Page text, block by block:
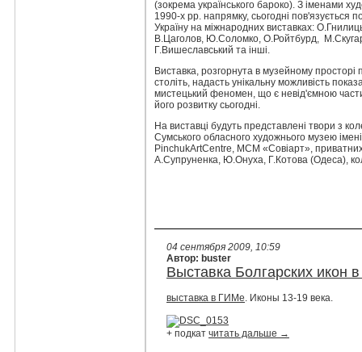
(зокрема українського бароко). З іменами
1990-х рр. напрямку, сьогодні пов'язується
Україну на міжнародних виставках:
В.Цаголов, Ю.Соломко, О.Ройтбурд,
Г.Вишеславський та інші.
Виставка, розгорнута в музейному просторі
століть, надасть унікальну можливість
мистецький феномен, що є невід'ємною
його розвитку сьогодні.
На виставці будуть представлені твори з
Сумського обласного художнього музею
PinchukArtCentre, МСМ «Совіарт», приватних
А.Супруненка, Ю.Онуха, Г.Котова (Одеса),
04 сентября 2009, 10:59
Автор: buster
Выставка Болгарских икон
выставка в ГИМе. Иконы 13-19 века.
+ подкат читать дальше →